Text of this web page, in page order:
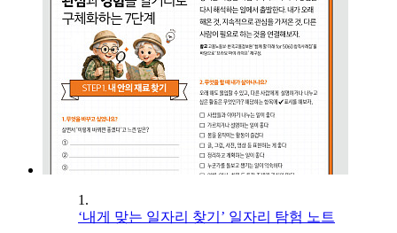
1.
‘내게 맞는 일자리 찾기’ 일자리 탐험 노트